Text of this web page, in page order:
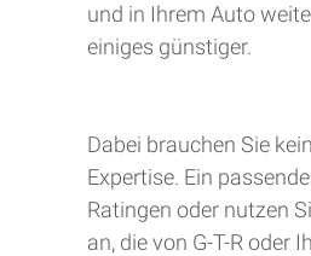
und in Ihrem Auto
einiges günstiger.
Dabei brauchen Sie
Expertise. Ein
Ratingen oder nutzen
an, die von G-T-R